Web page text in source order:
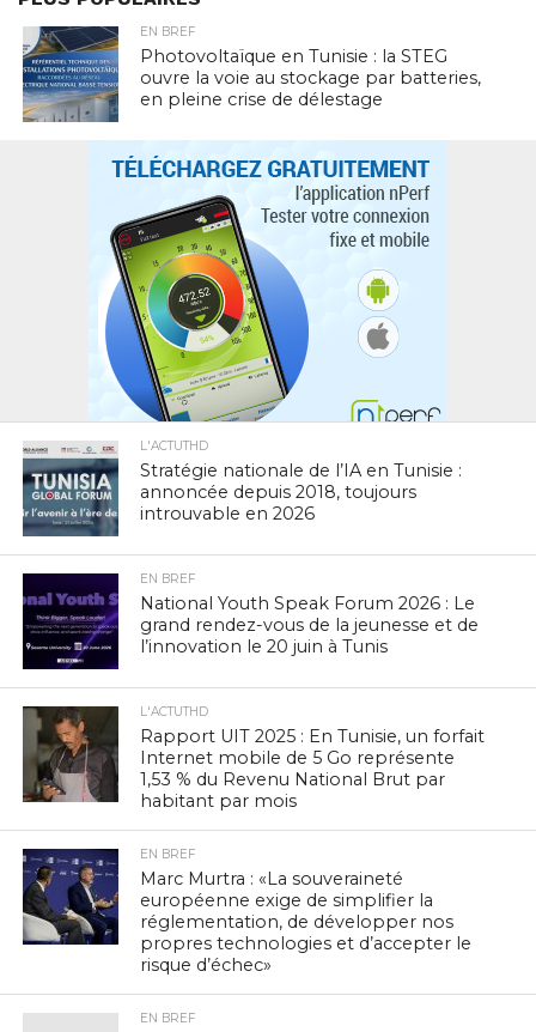
EN BREF
Photovoltaïque en Tunisie : la STEG
ouvre la voie au stockage par batteries,
en pleine crise de délestage
L'ACTUTHD
Stratégie nationale de l’IA en Tunisie :
annoncée depuis 2018, toujours
introuvable en 2026
EN BREF
National Youth Speak Forum 2026 : Le
grand rendez-vous de la jeunesse et de
l’innovation le 20 juin à Tunis
L'ACTUTHD
Rapport UIT 2025 : En Tunisie, un forfait
Internet mobile de 5 Go représente
1,53 % du Revenu National Brut par
habitant par mois
EN BREF
Marc Murtra : «La souveraineté
européenne exige de simplifier la
réglementation, de développer nos
propres technologies et d’accepter le
risque d’échec»
EN BREF